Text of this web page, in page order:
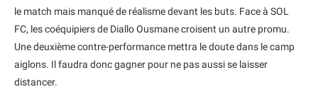
le match mais manqué de réalisme devant les buts. Face à SOL
FC, les coéquipiers de Diallo Ousmane croisent un autre promu.
Une deuxième contre-performance mettra le doute dans le camp
aiglons. Il faudra donc gagner pour ne pas aussi se laisser
distancer.